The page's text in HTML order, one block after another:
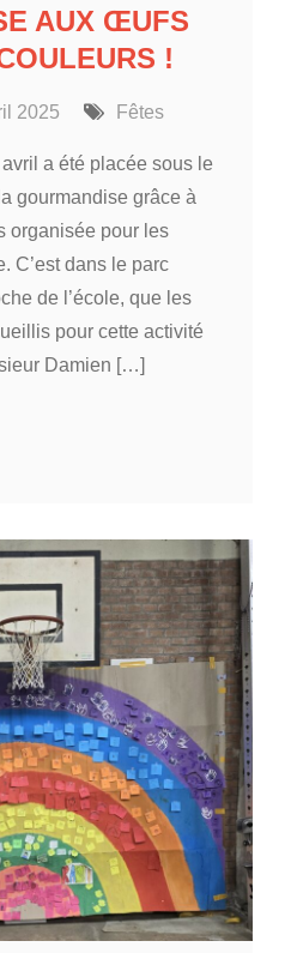
AUX ŒUFS
!
2025 Fêtes
avril a été placée sous le
gourmandise grâce à
organisée pour les
C’est dans le parc
de l’école, que les
pour cette activité
Damien […]